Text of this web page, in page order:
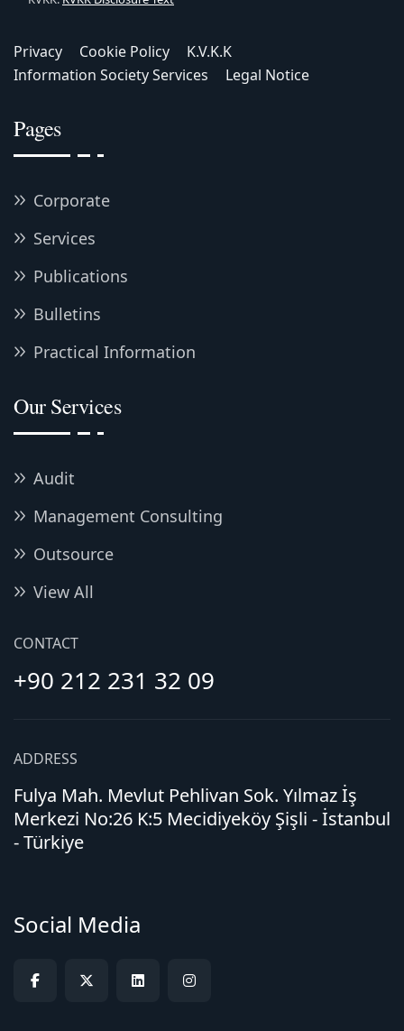
Privacy Cookie Policy
K.V.K.K
Information Society Services
Legal Notice
Pages
Corporate
Services
Publications
Bulletins
Practical Information
Our Services
Audit
Management Consulting
Outsource
View All
CONTACT
+90 212 231 32 09
ADDRESS
Fulya Mah. Mevlut Pehlivan Sok. Yılmaz İş
Merkezi No:26 K:5 Mecidiyeköy Şişli - İstanbul
- Türkiye
Social Media